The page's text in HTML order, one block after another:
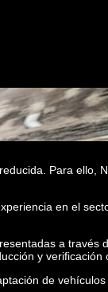
Para
en el
a
y
de